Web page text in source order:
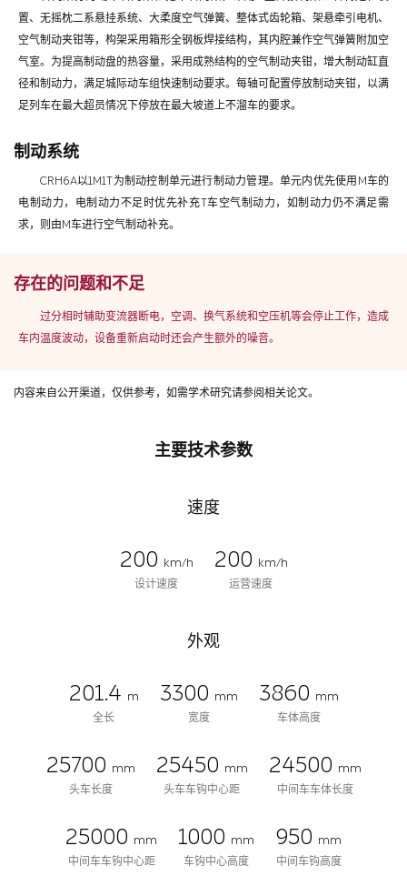
置、无摇枕二系悬挂系统、大柔度空气弹簧、整体式齿轮箱、架悬牵引电机、
空气制动夹钳等，构架采用箱形全钢板焊接结构，其内腔兼作空气弹簧附加空
气室。为提高制动盘的热容量，采用成熟结构的空气制动夹钳，增大制动缸直
径和制动力，满足城际动车组快速制动要求。每轴可配置停放制动夹钳，以满
足列车在最大超员情况下停放在最大坡道上不溜车的要求。
制动系统
CRH6A以1M1T为制动控制单元进行制动力管理。单元内优先使用M车的
电制动力，电制动力不足时优先补充T车空气制动力，如制动力仍不满足需
求，则由M车进行空气制动补充。
存在的问题和不足
过分相时辅助变流器断电，空调、换气系统和空压机等会停止工作，造成
车内温度波动，设备重新启动时还会产生额外的噪音。
内容来自公开渠道，仅供参考，如需学术研究请参阅相关论文。
主要技术参数
速度
200
km/h
设计速度
200
km/h
运营速度
外观
201.4 m
全长
3300 mm
宽度
3860 mm
车体高度
25700 mm
头车长度
25450 mm
头车车钩中心距
24500 mm
中间车车体长度
25000 mm
中间车车钩中心距
1000 mm
车钩中心高度
950 mm
中间车钩高度